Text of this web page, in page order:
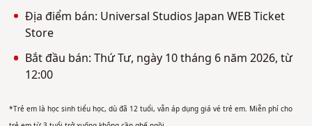
Địa điểm bán: Universal Studios Japan WEB Ticket
Store
Bắt đầu bán: Thứ Tư, ngày 10 tháng 6 năm 2026, từ
12:00
*Trẻ em là học sinh tiểu học, dù đã 12 tuổi, vẫn áp dụng giá vé trẻ em. Miễn phí cho